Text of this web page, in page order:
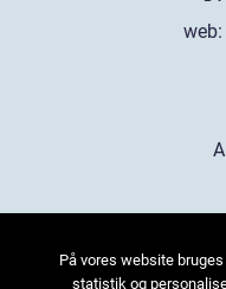
web:
På vores website
statistik og